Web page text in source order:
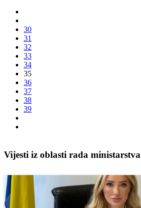
30
31
32
33
34
35
36
37
38
39
Vijesti iz oblasti rada ministarstva